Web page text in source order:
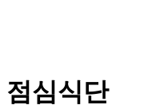
점심식단